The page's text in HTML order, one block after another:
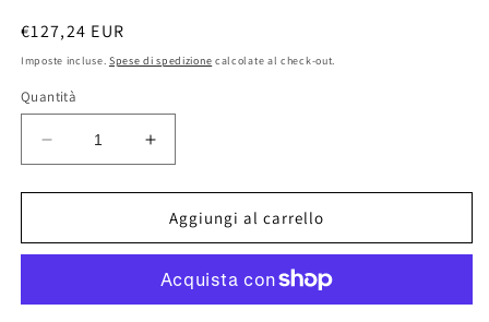
Prezzo
di
€127,24 EUR
Imposte incluse. Spese di spedizione calcolate al check-out.
Quantità
Diminuisci
quantità
per
HOME
CM.40X40X90H
GHIACCIO
Aumenta
quantità
per
VASO
HOME
CM.40X40X90H
GHIACCIO
Aggiungi al carrello